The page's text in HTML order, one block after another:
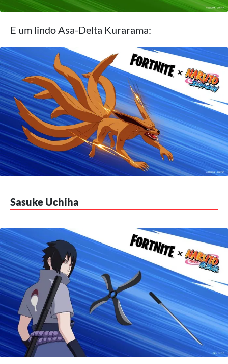
E um lindo Asa-Delta Kurarama:
Sasuke Uchiha